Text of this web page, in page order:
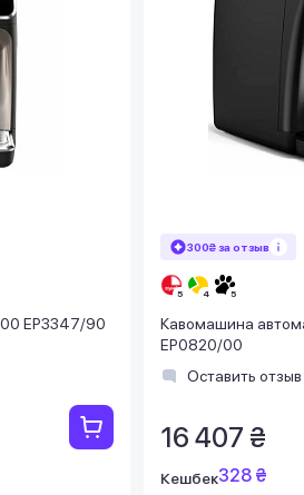
EP3347/90
300₴ за отзыв
Кавомашина
EP0820/00
Оставить отзыв
16 407 ₴
Кешбек328 ₴